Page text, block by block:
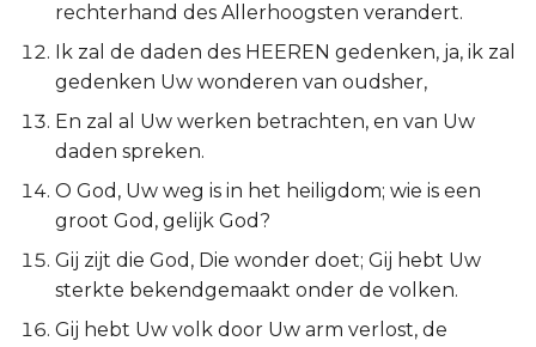
Filémon
Hebreeën
Jakobus
1 Petrus
2 Petrus
rechterhand des Allerhoogsten verandert.
Ik zal de daden des HEEREN gedenken, ja, ik zal
gedenken Uw wonderen van oudsher,
En zal al Uw werken betrachten, en van Uw
daden spreken.
O God, Uw weg is in het heiligdom; wie is een
groot God, gelijk God?
Gij zijt die God, Die wonder doet; Gij hebt Uw
sterkte bekendgemaakt onder de volken.
Gij hebt Uw volk door Uw arm verlost, de